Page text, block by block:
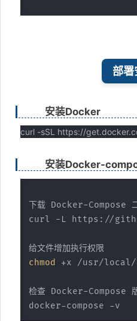
部署
安装Docker
curl -sSL https://
安装Docker-
下载 Docker-Compose
curl -L https://
给文件增加执行权限
chmod
+x /usr/local/
检查 Docker-Compose
docker-compose -v